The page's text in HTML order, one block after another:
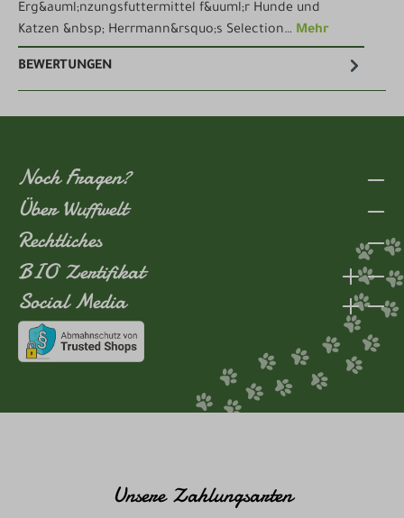
Erg&auml;nzungsfuttermittel f&uuml;r Hunde und
Katzen &nbsp; Herrmann&rsquo;s Selection… Mehr
BEWERTUNGEN
Noch Fragen?
Über Wuffwelt
Rechtliches
BIO Zertifikat
Social Media
Unsere Zahlungsarten